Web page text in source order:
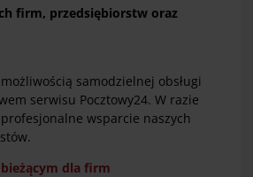
firm, przedsiębiorstw oraz
samodzielnej obsługi
serwisu Pocztowy24. W razie
wsparcie naszych
dla firm